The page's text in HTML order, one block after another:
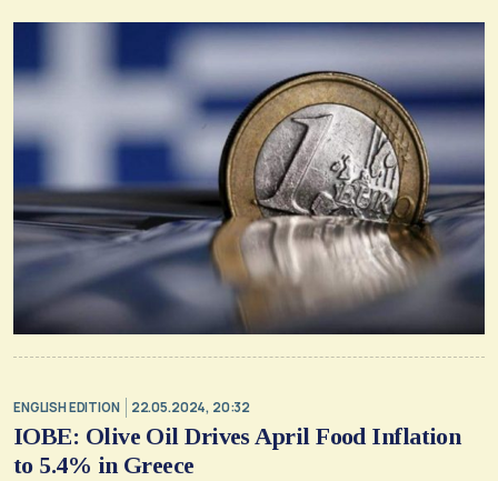
ENGLISH EDITION 22.05.2024, 20:32
IOBE: Olive Oil Drives April Food Inflation
to 5.4% in Greece